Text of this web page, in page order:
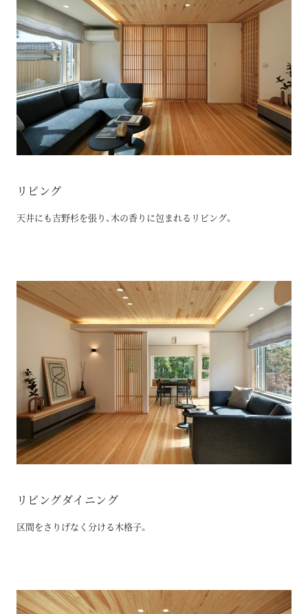
リビング
天井にも吉野杉を張り、木の香りに包まれるリビング。
リビングダイニング
区間をさりげなく分ける木格子。